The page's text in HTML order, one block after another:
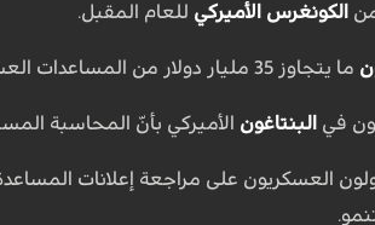
الكونغرس الأميركي للعام المقبل.
ما يتجاوز 35 مليار دولار من المساعدات العسكرية لأوكرانيا منذ بداية العملية العسكرية الروسية هناك، في شباط/فبراير 2022.
في البنتاغون الأميركي بأنّ المحاسبة
العسكريون على مراجعة إعلانات